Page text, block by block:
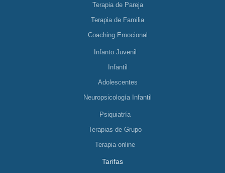
Terapia de Pareja
Terapia de Familia
Coaching Emocional
Infanto Juvenil
Infantil
Adolescentes
Neuropsicología Infantil
Psiquiatría
Terapias de Grupo
Terapia online
Tarifas